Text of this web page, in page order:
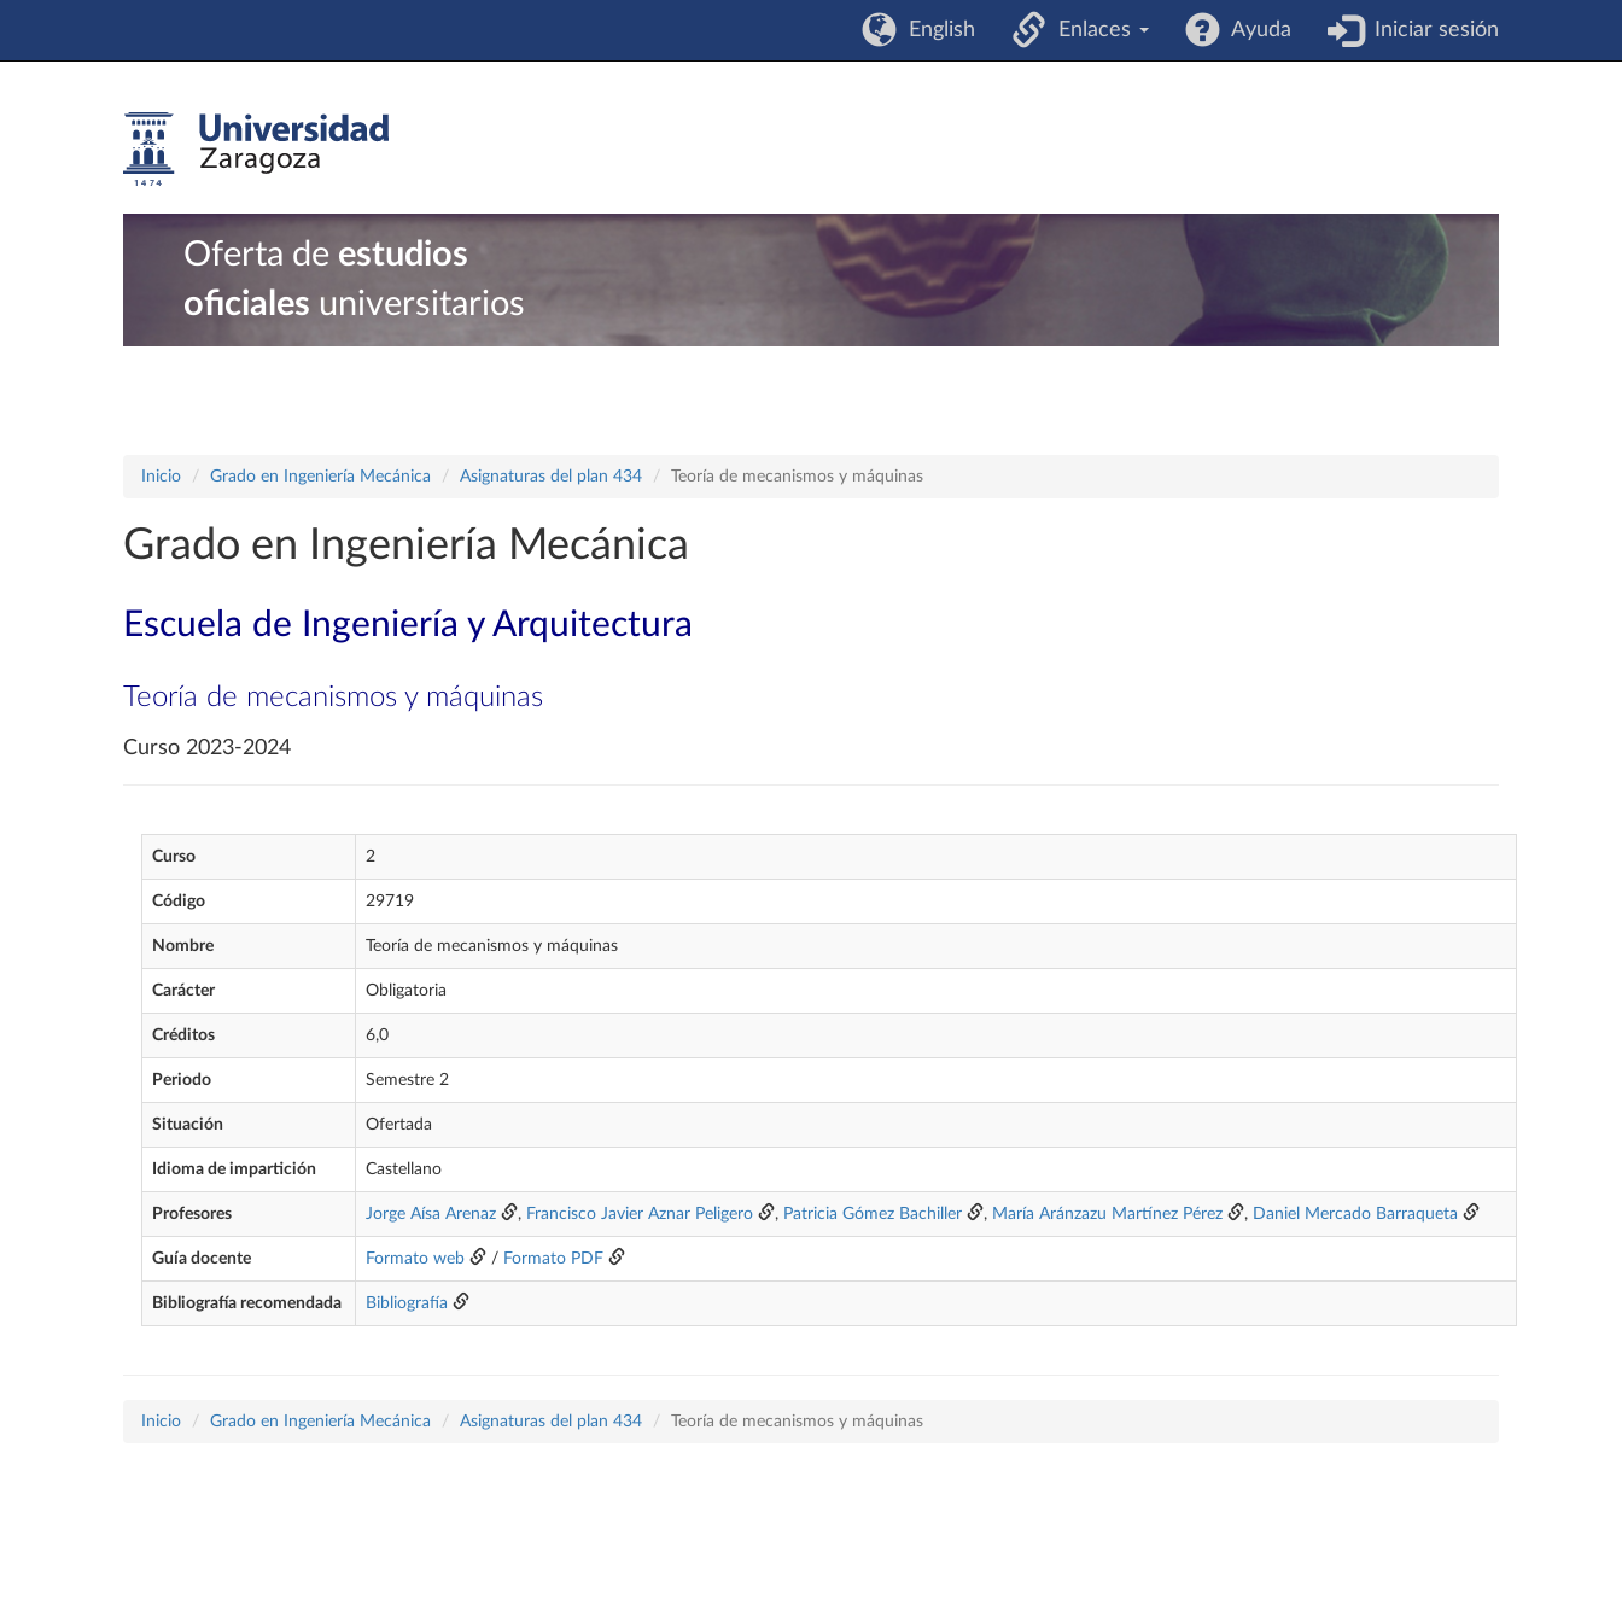
English Enlaces Ayuda Iniciar sesión
Oferta de estudios
oficiales universitarios
Inicio Grado en Ingeniería Mecánica Asignaturas del plan 434 Teoría de mecanismos y máquinas
Grado en Ingeniería Mecánica
Escuela de Ingeniería y Arquitectura
Teoría de mecanismos y máquinas
Curso 2023-2024
Curso 2
Código 29719
Nombre Teoría de mecanismos y máquinas
Carácter Obligatoria
Créditos 6,0
Periodo Semestre 2
Situación Ofertada
Idioma de impartición Castellano
Profesores Jorge Aísa Arenaz , Francisco Javier Aznar Peligero , Patricia Gómez Bachiller , María Aránzazu Martínez Pérez , Daniel Mercado Barraqueta
Guía docente Formato web / Formato PDF
Bibliografía recomendada Bibliografía
Inicio Grado en Ingeniería Mecánica Asignaturas del plan 434 Teoría de mecanismos y máquinas